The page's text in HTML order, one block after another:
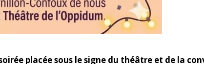
placée sous le signe du théâtre et de la